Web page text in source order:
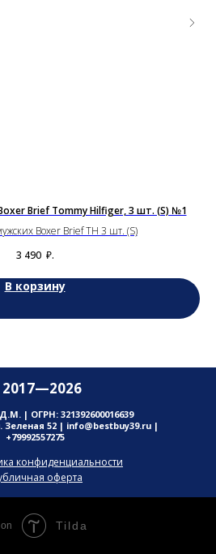
Brief Tommy Hilfiger, 3 шт. (S) №1
Boxer Brief TH 3 шт. (S)
3 490 ₽.
В корзину
| ОГРН: 321392600016639
Зеленая 52 | info@bestbuy39.ru |
+79992557275
конфиденциальности
оферта
Tilda